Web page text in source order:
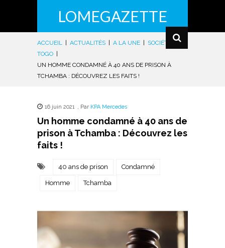
LOMEGAZETTE
ACCUEIL ACTUALITÉS A LA UNE SOCIÉTÉ
|
TOGO
UN HOMME CONDAMNÉ À 40 ANS DE PRISON À
TCHAMBA : DÉCOUVREZ LES FAITS !
16 juin 2021 , Par KPA Mercedes
Un homme condamné à 40 ans de
prison à Tchamba : Découvrez les
faits !
40 ans de prison Condamné
Homme Tchamba